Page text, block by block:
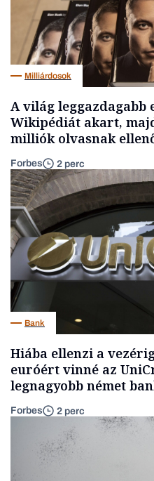
Milliárdosok
A világ leggazdagabb
Wikipédiát akart,
milliók olvasnak
Forbes 2 perc
Bank
Hiába ellenzi a
euróért vinné az
legnagyobb német
Forbes 2 perc